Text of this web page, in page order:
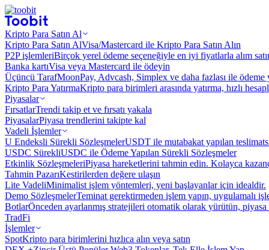
Kripto Para Satın Al
Kripto Para Satın AlVisa/Mastercard ile Kripto Para Satın Alın
P2P işlemleriBirçok yerel ödeme seçeneğiyle en iyi fiyatlarla alım
Banka kartıVisa veya Mastercard ile ödeyin
Üçüncü TarafMoonPay, Advcash, Simplex ve daha fazlası ile ödeme
Kripto Para YatırmaKripto para birimleri arasında yatırma, hızlı
Piyasalar
FırsatlarTrendi takip et ve fırsatı yakala
PiyasalarPiyasa trendlerini takipte kal
Vadeli İşlemler
U Endeksli Sürekli SözleşmelerUSDT ile mutabakat yapılan
USDC SürekliUSDC ile Ödeme Yapılan Sürekli Sözleşmeler
Etkinlik SözleşmeleriPiyasa hareketlerini tahmin edin. Kolayca
Tahmin PazarıKestirilerden değere ulaşın
Lite VadeliMinimalist işlem yöntemleri, yeni başlayanlar için idealdir.
Demo SözleşmelerTeminat gerektirmeden işlem yapın, uygulamalı
BotlarÖnceden ayarlanmış stratejileri otomatik olarak yürütün, piyasa
TradFi
İşlemler
SpotKripto para birimlerini hızlıca alın veya satın